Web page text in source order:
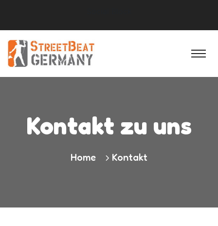
Kontakt zu uns
Home Kontakt